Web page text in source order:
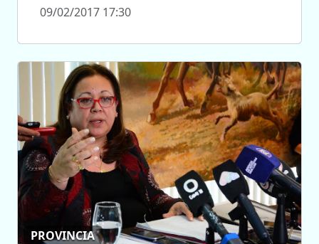
09/02/2017 17:30
PROVINCIA